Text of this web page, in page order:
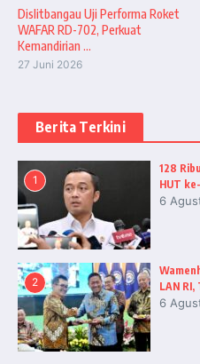
Dislitbangau Uji Performa Roket
WAFAR RD-702, Perkuat
Kemandirian ...
27 Juni 2026
Berita Terkini
1
128
HUT
6
2
LAN RI,
6